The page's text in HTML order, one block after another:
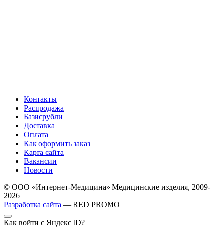
Контакты
Распродажа
Базисрубли
Доставка
Оплата
Как оформить заказ
Карта сайта
Вакансии
Новости
© ООО «Интернет-Медицина» Медицинские изделия, 2009-
2026
Разработка сайта — RED PROMO
Как войти с Яндекс ID?